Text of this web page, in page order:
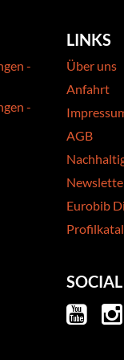
-
-
LINKS
Über uns
Anfahrt
AGB
Eurobib
SOCIAL